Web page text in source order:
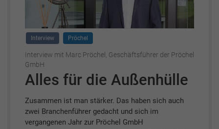
Interview Pröchel
Interview mit Marc Pröchel, Geschäftsführer der Pröchel
GmbH
Alles für die Außenhülle
Zusammen ist man stärker. Das haben sich auch
zwei Branchenführer gedacht und sich im
vergangenen Jahr zur Pröchel GmbH